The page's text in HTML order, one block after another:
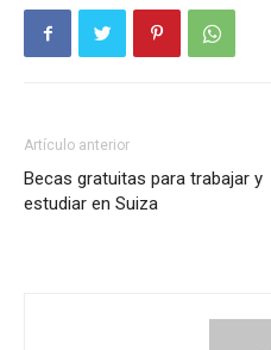
Artículo anterior
Becas gratuitas para trabajar y
estudiar en Suiza